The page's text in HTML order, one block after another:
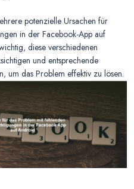
potenzielle Ursachen für
in der Facebook-App auf
diese verschiedenen
und entsprechende
um das Problem effektiv zu lösen.